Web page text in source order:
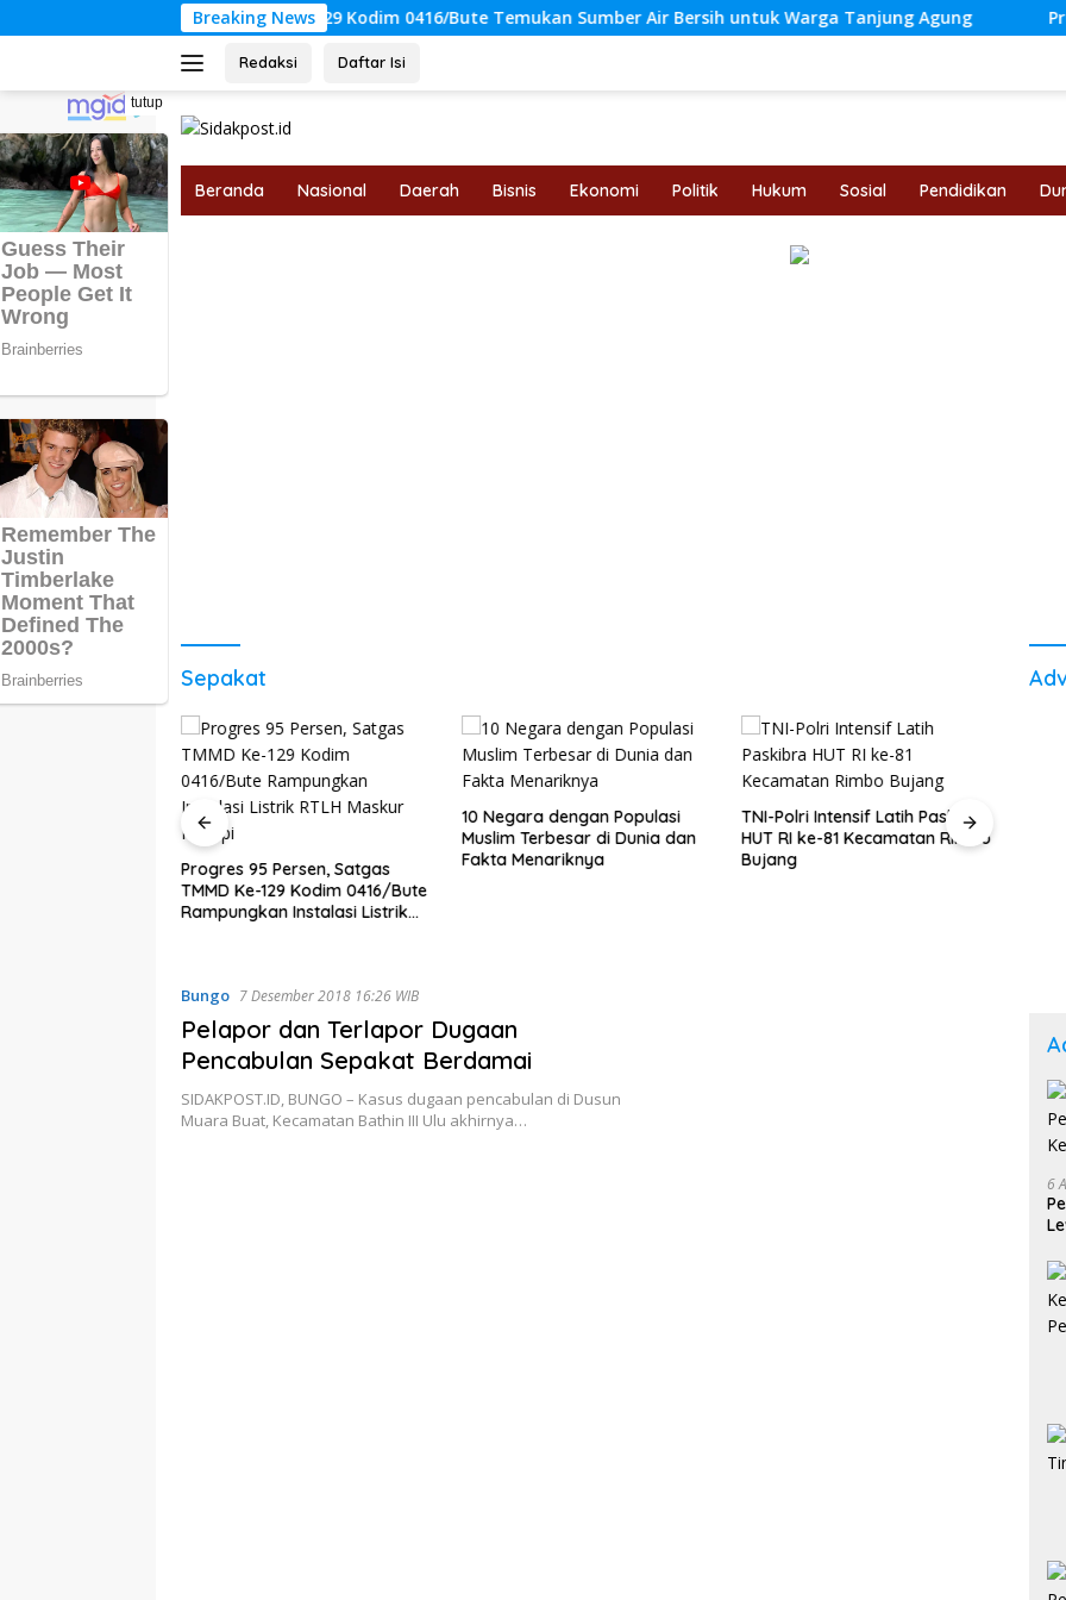
ke
Breaking News
Satgas TMMD Ke-129 Kodim 0416/Bute Temukan Sumber Air Bersih untuk Warga Tanjung Agung Progres 95
Redaksi Daftar Isi
tutup
Beranda Nasional Daerah Bisnis Ekonomi Politik Hukum Sosial Pendidikan
Sepakat
Progres 95 Persen, Satgas
TMMD Ke-129 Kodim 0416/Bute
Rampungkan Instalasi Listrik
10 Negara dengan Populasi
Muslim Terbesar di Dunia dan
Fakta Menariknya
TNI-Polri Intensif Latih Paskibra
HUT RI ke-81 Kecamatan Rimbo
Bujang
Bungo 7 Desember 2018 16:26 WIB
Pelapor dan Terlapor Dugaan
Pencabulan Sepakat Berdamai
SIDAKPOST.ID, BUNGO – Kasus dugaan pencabulan di Dusun
Muara Buat, Kecamatan Bathin III Ulu akhirnya…
6